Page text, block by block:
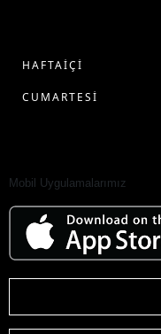
HAFTAİÇİ
CUMARTESİ
Mobil Uygulamalarımız